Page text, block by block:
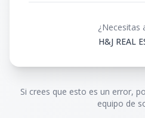
¿Necesitas
H&J REAL
Si crees que esto es un error,
equipo de